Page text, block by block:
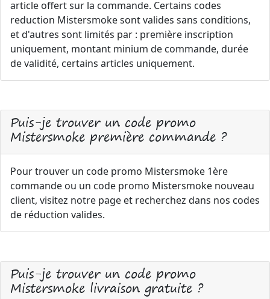
article offert sur la commande. Certains codes
reduction Mistersmoke sont valides sans conditions,
et d'autres sont limités par : première inscription
uniquement, montant minium de commande, durée
de validité, certains articles uniquement.
Puis-je trouver un code promo
Mistersmoke première commande ?
Pour trouver un code promo Mistersmoke 1ère
commande ou un code promo Mistersmoke nouveau
client, visitez notre page et recherchez dans nos codes
de réduction valides.
Puis-je trouver un code promo
Mistersmoke livraison gratuite ?